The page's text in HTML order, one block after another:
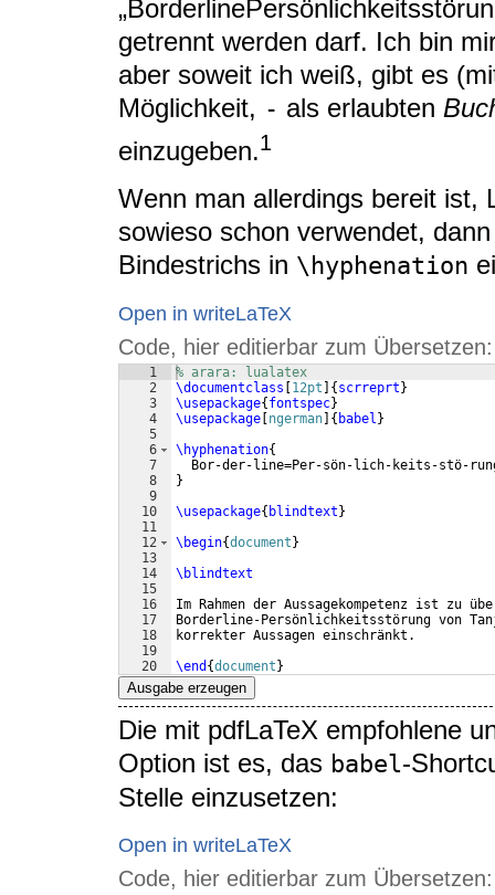
getrennt werden darf. Ich bin
aber soweit ich weiß, gibt es
Möglichkeit, - als erlaubten
einzugeben.1
Wenn man allerdings bereit ist,
sowieso schon verwendet,
Bindestrichs in \hyphenation
Open in writeLaTeX
Code, hier editierbar zum Übersetzen:
1
2
3
4
5
6
7
8
9
10
11
12
13
14
15
16
17
18
19
20
% arara: lualatex
\documentclass
12pt { scrreprt }
\usepackage{ fontspec}
\usepackage ngerman { babel }
\hyphenation{
Bor-der-line=Per-sön-lich-keits-stö-
}
\usepackage{ blindtext }
\begin{document }
\blindtext
Im Rahmen der Aussagekompetenz ist zu
Borderline-Persönlichkeitsstörung von
korrekter Aussagen einschränkt.
\end {document }
Ausgabe erzeugen
Die mit pdfLaTeX empfohlene
Option ist es, das babel-
Stelle einzusetzen:
Open in writeLaTeX
Code, hier editierbar zum Übersetzen: